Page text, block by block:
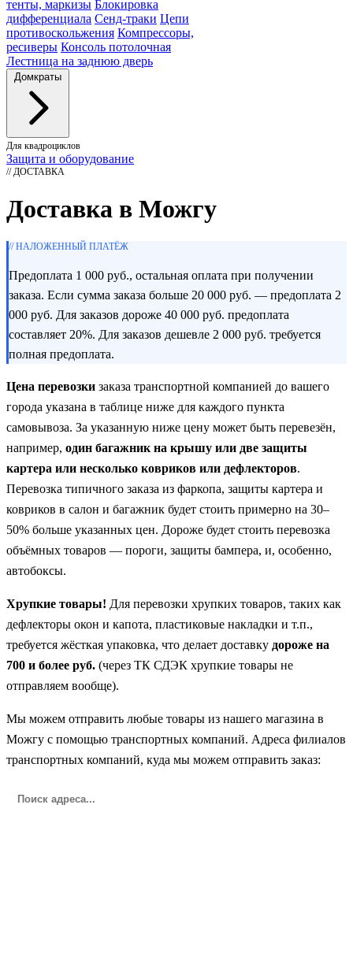
тенты, маркизы Блокировка
дифференциала Сенд-траки Цепи
противоскольжения Компрессоры,
ресиверы Консоль потолочная
Лестница на заднюю дверь
Домкраты
Для квадроциклов
Защита и оборудование
// ДОСТАВКА
Доставка в Можгу
// НАЛОЖЕННЫЙ ПЛАТЁЖ
Предоплата 1 000 руб., остальная оплата при получении
заказа. Если сумма заказа больше 20 000 руб. — предоплата 2
000 руб. Для заказов дороже 40 000 руб. предоплата
составляет 20%. Для заказов дешевле 2 000 руб. требуется
полная предоплата.
Цена перевозки заказа транспортной компанией до вашего
города указана в таблице ниже для каждого пункта
самовывоза. За указанную ниже цену может быть перевезён,
например, один багажник на крышу или две защиты
картера или несколько ковриков или дефлекторов.
Перевозка типичного заказа из фаркопа, защиты картера и
ковриков в салон и багажник будет стоить примерно на 30–
50% больше указанных цен. Дороже будет стоить перевозка
объёмных товаров — пороги, защиты бампера, и, особенно,
автобоксы.
Хрупкие товары! Для перевозки хрупких товаров, таких как
дефлекторы окон и капота, пластиковые накладки и т.п.,
требуется жёсткая упаковка, что делает доставку дороже на
700 и более руб. (через ТК СДЭК хрупкие товары не
отправляем вообще).
Мы можем отправить любые товары из нашего магазина в
Можгу с помощью транспортных компаний. Адреса филиалов
транспортных компаний, куда мы можем отправить заказ: